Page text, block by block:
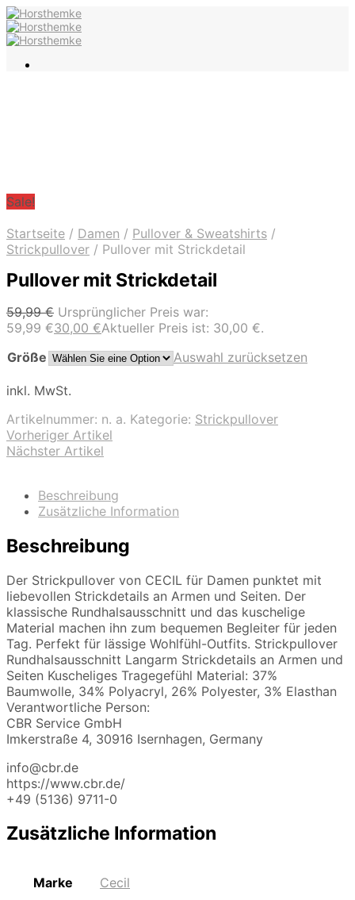
Sale!
Startseite / Damen / Pullover & Sweatshirts /
Strickpullover / Pullover mit Strickdetail
Pullover mit Strickdetail
59,99€ Ursprünglicher Preis war:
59,99 €30,00 €Aktueller Preis ist: 30,00 €.
Größe
Auswahl zurücksetzen
inkl. MwSt.
Artikelnummer: n. a. Kategorie: Strickpullover
Vorheriger Artikel
Nächster Artikel
Beschreibung
Zusätzliche Information
Beschreibung
Der Strickpullover von CECIL für Damen punktet mit
liebevollen Strickdetails an Armen und Seiten. Der
klassische Rundhalsausschnitt und das kuschelige
Material machen ihn zum bequemen Begleiter für jeden
Tag. Perfekt für lässige Wohlfühl-Outfits. Strickpullover
Rundhalsausschnitt Langarm Strickdetails an Armen und
Seiten Kuscheliges Tragegefühl Material: 37%
Baumwolle, 34% Polyacryl, 26% Polyester, 3% Elasthan
Verantwortliche Person:
CBR Service GmbH
Imkerstraße 4, 30916 Isernhagen, Germany
info@cbr.de
https://www.cbr.de/
+49 (5136) 9711-0
Zusätzliche Information
Marke Cecil